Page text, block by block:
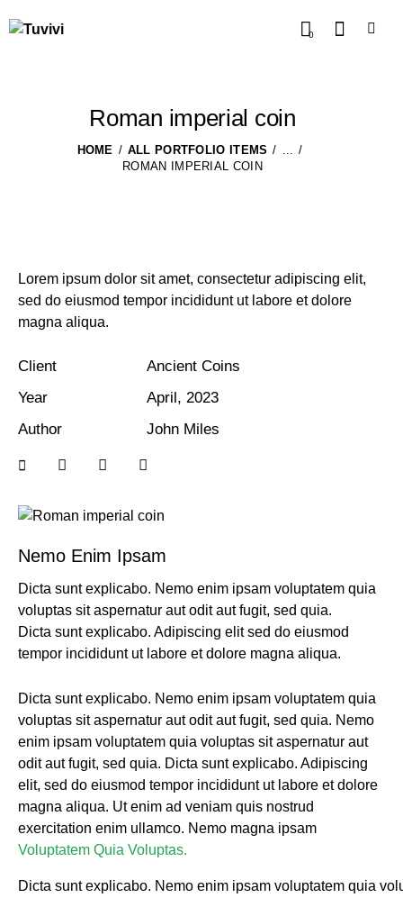
0
Roman imperial coin
HOME ALL PORTFOLIO ITEMS
...
ROMAN IMPERIAL COIN
Lorem ipsum dolor sit amet, consectetur adipiscing elit,
sed do eiusmod tempor incididunt ut labore et dolore
magna aliqua.
Client
Ancient Coins
Year
April, 2023
Author
John Miles
Nemo Enim Ipsam
Dicta sunt explicabo. Nemo enim ipsam voluptatem quia
voluptas sit aspernatur aut odit aut fugit, sed quia.
Dicta sunt explicabo. Adipiscing elit sed do eiusmod
tempor incididunt ut labore et dolore magna aliqua.
Dicta sunt explicabo. Nemo enim ipsam voluptatem quia
voluptas sit aspernatur aut odit aut fugit, sed quia. Nemo
enim ipsam voluptatem quia voluptas sit aspernatur aut
odit aut fugit, sed quia. Dicta sunt explicabo. Adipiscing
elit, sed do eiusmod tempor incididunt ut labore et dolore
magna aliqua. Ut enim ad veniam quis nostrud
exercitation enim ullamco. Nemo magna ipsam
Voluptatem Quia Voluptas.
Dicta sunt explicabo. Nemo enim ipsam voluptatem quia